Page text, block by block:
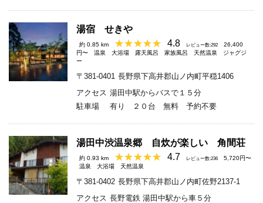
湯宿 せきや
約 0.85 km 4.8 レビュー数:292
26,400
円〜
温泉 大浴場 露天風呂 家族風呂 天然温泉
ジャグジ
ー
〒381-0401 長野県下高井郡山ノ内町平穏1406
アクセス 湯田中駅からバスで１５分
駐車場
有り ２０台 無料 予約不要
湯田中渋温泉郷 自炊が楽しい 角間荘
約 0.93 km 4.7 レビュー数:236
5,720円〜
温泉
大浴場 天然温泉
〒381-0402 長野県下高井郡山ノ内町佐野2137-1
アクセス 長野電鉄 湯田中駅から車５分